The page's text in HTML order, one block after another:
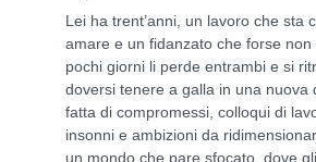
Lei ha trent’anni, un lavoro che sta
amare e un fidanzato che forse non
pochi giorni li perde entrambi e si
doversi tenere a galla in una nuova
fatta di compromessi, colloqui di
insonni e ambizioni da
un mondo che pare sfocato, dove